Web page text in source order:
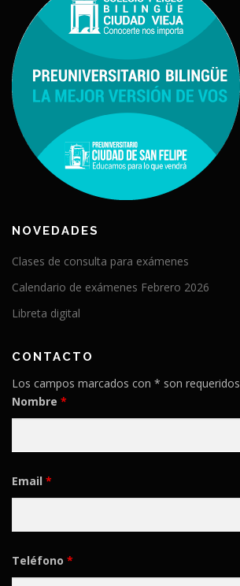
NOVEDADES
Clases de consulta para exámenes
Calendario de exámenes Febrero 2026
Libreta digital
CONTACTO
Los campos marcados con * son requeridos
Nombre *
Email *
Teléfono *